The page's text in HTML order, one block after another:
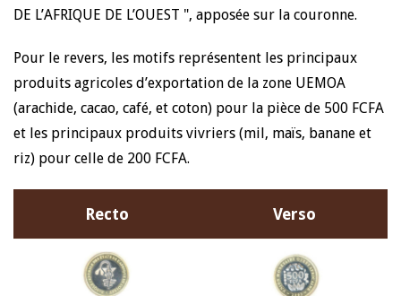
DE L’AFRIQUE DE L’OUEST ", apposée sur la couronne.
Pour le revers, les motifs représentent les principaux
produits agricoles d’exportation de la zone UEMOA
(arachide, cacao, café, et coton) pour la pièce de 500 FCFA
et les principaux produits vivriers (mil, maïs, banane et
riz) pour celle de 200 FCFA.
Recto Verso